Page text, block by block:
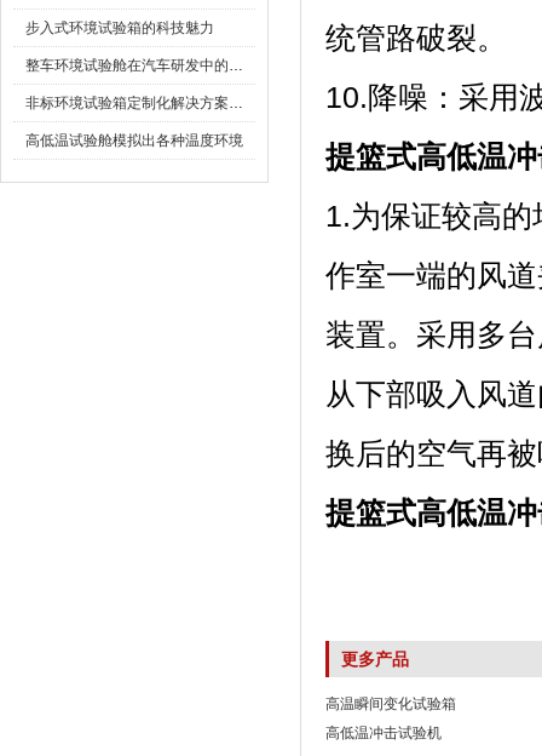
步入式环境试验箱的科技魅力
整车环境试验舱在汽车研发中的作用
非标环境试验箱定制化解决方案在可靠性测试中的重要性
高低温试验舱模拟出各种温度环境
统管路破裂。
10.降噪：采用
提篮式高低温
1.为保证较高的
作室一端的风道夹
装置。采用多
从下部吸入风道内
换后的空气再被吸
提篮式高低温
更多产品
高温瞬间变化试验箱
高低温冲击试验机